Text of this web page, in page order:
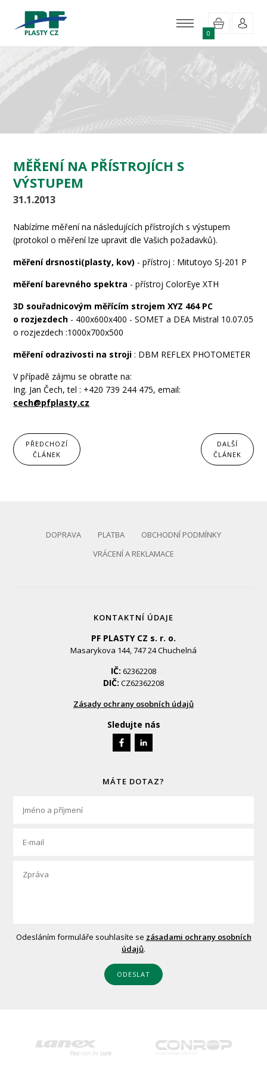
0
MĚŘENÍ NA PŘÍSTROJÍCH S
VÝSTUPEM
31.1.2013
Nabízíme měření na následujících přístrojích s výstupem
(protokol o měření lze upravit dle Vašich požadavků).
měření drsnosti(plasty, kov) - přístroj : Mitutoyo SJ-201 P
měření barevného spektra - přístroj ColorEye XTH
3D souřadnicovým měřícím strojem XYZ 464 PC
o rozjezdech - 400x600x400 - SOMET a DEA Mistral 10.07.05
o rozjezdech :1000x700x500
měření odrazivosti na stroji : DBM REFLEX PHOTOMETER
V případě zájmu se obraťte na:
Ing. Jan Čech, tel : +420 739 244 475, email:
cech@pfplasty.cz
DALŠÍ
ČLÁNEK
PŘEDCHOZÍ
ČLÁNEK
DOPRAVA PLATBA
OBCHODNÍ PODMÍNKY
VRÁCENÍ A REKLAMACE
KONTAKTNÍ ÚDAJE
PF PLASTY CZ s. r. o.
Masarykova 144, 747 24 Chuchelná
IČ: 62362208
DIČ: CZ62362208
Zásady ochrany osobních údajů
Sledujte nás
MÁTE DOTAZ?
Odesláním formuláře souhlasíte se zásadami ochrany osobních
údajů.
ODESLAT